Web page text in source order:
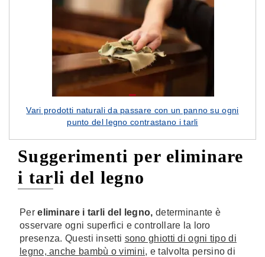
Vari prodotti naturali da passare con un panno su ogni
punto del legno contrastano i tarli
Suggerimenti per eliminare
i tarli del legno
Pereliminare i tarli del legno, determinante è
osservare ogni superfici e controllare la loro
presenza. Questi insetti sono ghiotti di ogni tipo di
legno, anche bambù o vimini, e talvolta persino di